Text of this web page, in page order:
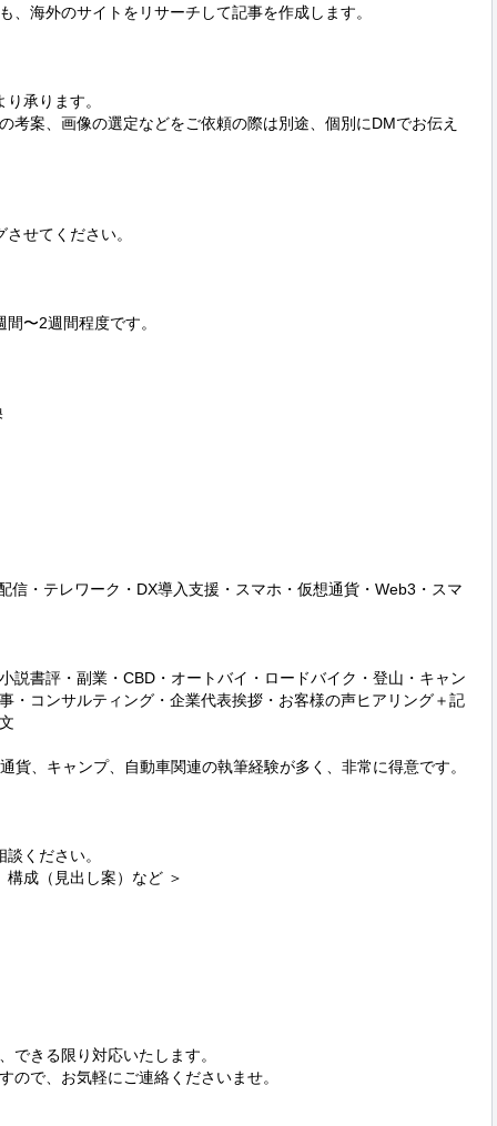
、海外のサイトをリサーチして記事を作成します。
承ります。
案、画像の選定などをご依頼の際は別途、個別にDMでお伝え
せてください。
〜2週間程度です。
信・テレワーク・DX導入支援・スマホ・仮想通貨・Web3・スマ
説書評・副業・CBD・オートバイ・ロードバイク・登山・キャン
・コンサルティング・企業代表挨拶・お客様の声ヒアリング＋記
、キャンプ、自動車関連の執筆経験が多く、非常に得意です。
ください。
できる限り対応いたします。
ので、お気軽にご連絡くださいませ。